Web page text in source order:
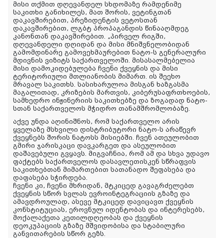
მისი თქმით დღევანდელ სხდომაზე რამდენიმე
საკითხი განიხილეს, მათ შორის, ვეტინგთან
დაკავშირებით, პრეზიდენტის ვეტოსთან
დაკავშირებით, ლგბტ პროპაგანდის წინააღმდეგ
კანონთან დაკავშირებით. „პირველ რიგში,
დღევანდელი დღიდან და მისი მნიშვნელობიდან
გამომდინარე გამოვეხმაურებით ნატო-ს გენერალური
მდივნის ვიზიტს საქართველოში. მისასალმებელია
მისი დამოკიდებულება ჩვენი ქვეყნის და მისი
ტერიტორიული მთლიანობის მიმართ. ის შეეხო
მრავალ საკითხს. სასიხარულოა მისგან ხაზგასმა
მაგალითად, კრიზების მართვის, კიბერუსაფრთხოების,
სამხედრო ინჟინერიის საკითხებზე და ზოგადად ნატო-
სთან საქართველოს მჭიდრო თანამშრომლობაზე.
აქვე უნდა აღინიშნოს, რომ საქართველო არის
ყველაზე მსხვილი დისტრიბუტორი ნატო-ს არაწევრ
ქვეყნებს შორის ნატოსს მისიებში. ჩვენ ათეულობით
გმირი ჯარისკაცი დავკარგეთ და ასეულობით
დაშავებული გვყავს. მიგვაჩნია, რომ ამ და სხვა უდავო
ფაქტებს საქართველოს დასავლეთისკენ სწრაფვის
საკითხებთან მიმართებით სათანადო შეფასება და
დაფასება სჭირდება.
ჩვენი კი, ჩვენი მხრიდან, მტკიცედ გავაგრძელებთ
ქვეყნის სწორ სვლას ევროინტეგრაციის გზაზე და
ამავდროულად, ასევე მტკიცედ დავიცავთ ქვეყნის
კონსტიტუციას, ეროვნულ იდენტობას და ინტერესებს,
მოქალაქეთა კეთილდღეობას და ქვეყნის
დეოკუპაციის გზაზე მშვიდობისა და სტაბილური
განვითარების სწორ გეზს.